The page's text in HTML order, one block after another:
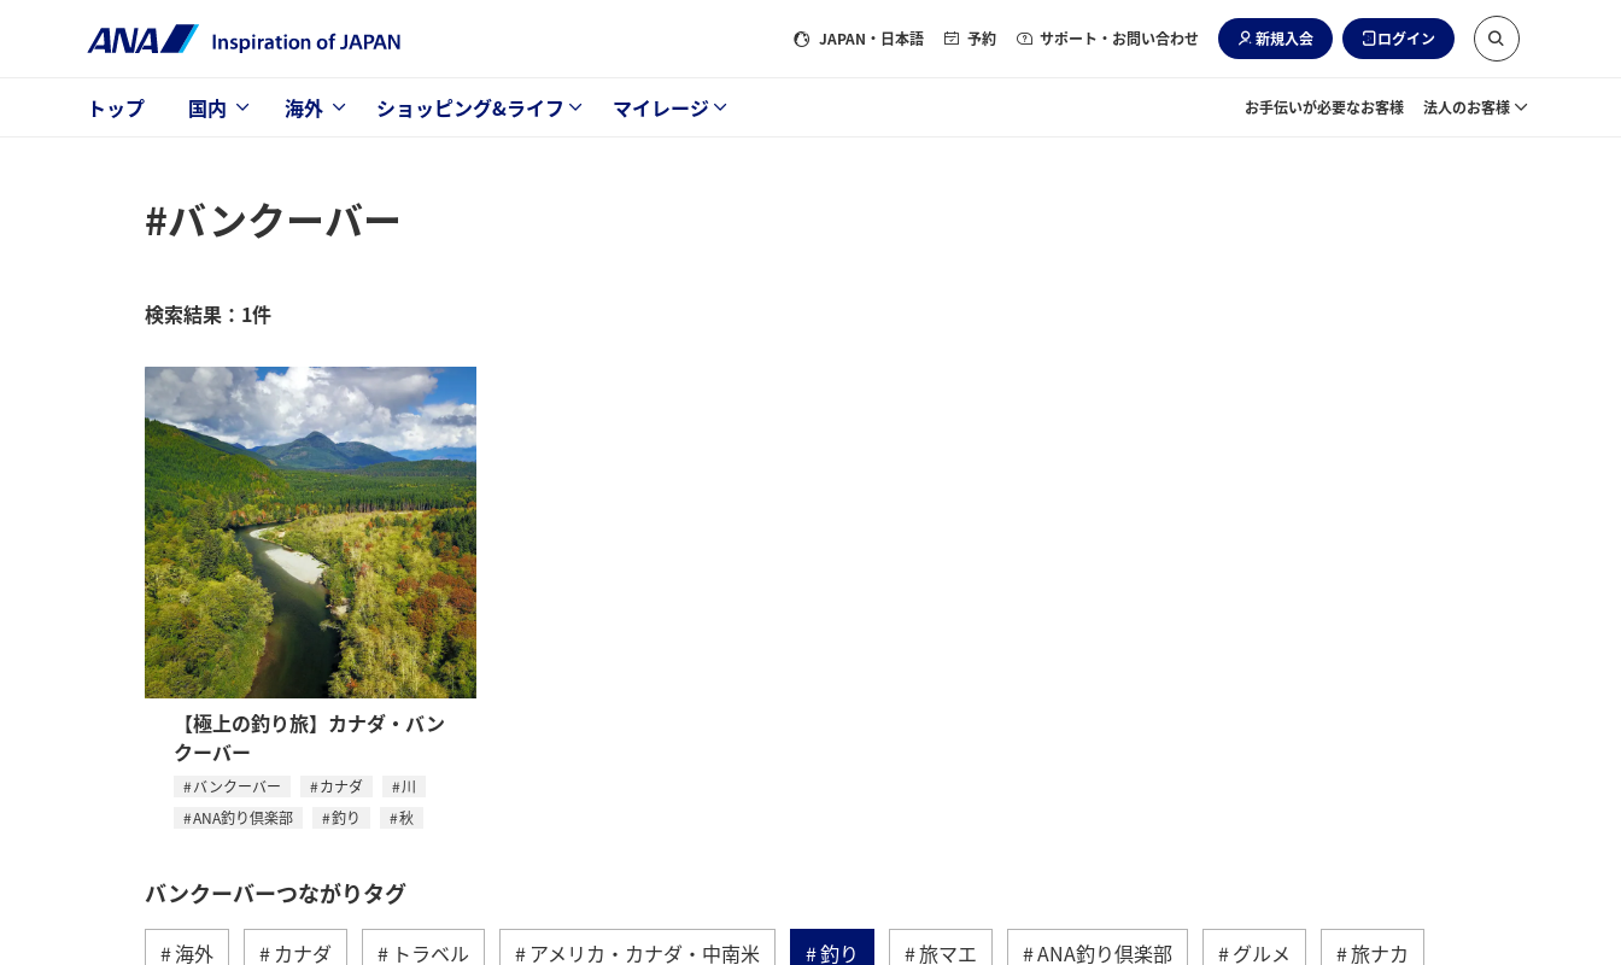
JAPAN ・日本語 予約 サポート・お問い合わせ 新規入会 ログイン
トップ 国内 海外 ショッピング&ライフ マイレージ お手伝いが必要なお客様 法人のお客様
#バンクーバー
検索結果：1件
【極上の釣り旅】カナダ・バン
クーバー
バンクーバー カナダ
川
ANA釣り倶楽部
釣り 秋
バンクーバーつながりタグ
海外 カナダ トラベル アメリカ・カナダ・中南米 釣り 旅マエ ANA釣り倶楽部 グルメ 旅ナカ